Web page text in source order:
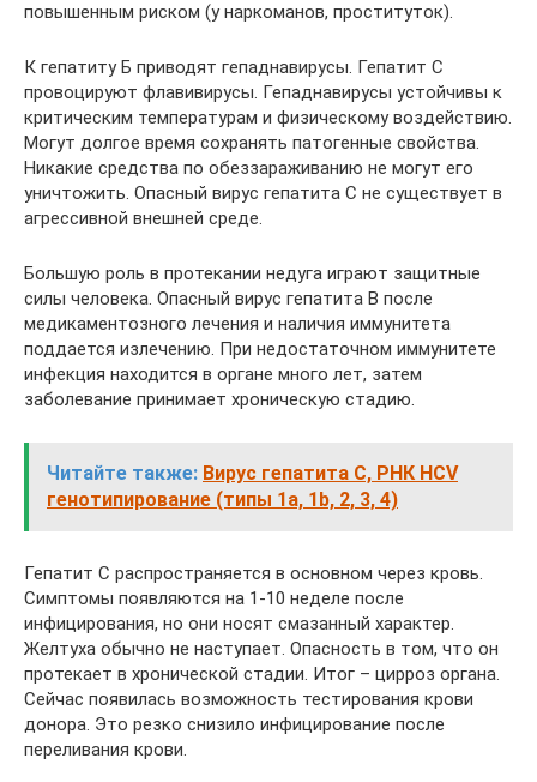
повышенным риском (у наркоманов, проституток).
К гепатиту Б приводят гепаднавирусы. Гепатит С
провоцируют флавивирусы. Гепаднавирусы устойчивы к
критическим температурам и физическому воздействию.
Могут долгое время сохранять патогенные свойства.
Никакие средства по обеззараживанию не могут его
уничтожить. Опасный вирус гепатита С не существует в
агрессивной внешней среде.
Большую роль в протекании недуга играют защитные
силы человека. Опасный вирус гепатита В после
медикаментозного лечения и наличия иммунитета
поддается излечению. При недостаточном иммунитете
инфекция находится в органе много лет, затем
заболевание принимает хроническую стадию.
Читайте также: Вирус гепатита С, РНК HCV
генотипирование (типы 1а, 1b, 2, 3, 4)
Гепатит С распространяется в основном через кровь.
Симптомы появляются на 1-10 неделе после
инфицирования, но они носят смазанный характер.
Желтуха обычно не наступает. Опасность в том, что он
протекает в хронической стадии. Итог – цирроз органа.
Сейчас появилась возможность тестирования крови
донора. Это резко снизило инфицирование после
переливания крови.